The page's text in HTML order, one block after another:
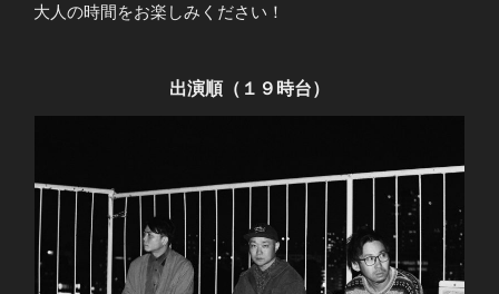
大人の時間をお楽しみください！
出演順（１９時台）